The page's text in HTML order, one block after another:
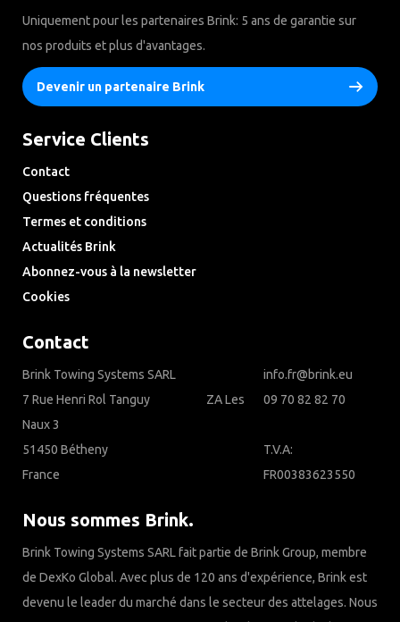
Uniquement pour les partenaires Brink: 5 ans de garantie sur
nos produits et plus d'avantages.
Devenir un partenaire Brink
Service Clients
Contact
Questions fréquentes
Termes et conditions
Actualités Brink
Abonnez-vous à la newsletter
Cookies
Contact
Brink Towing Systems SARL
7 Rue Henri Rol Tanguy‎ ‎ ‎ ‎ ‎ ‎ ‎ ‎ ‎ ‎ ‎ ‎ ‎ ‎ ‎ ‎ ‎ ‎ ‎ ‎ ‎ ZA Les
Naux 3
51450 Bétheny
France
info.fr@brink.eu
09 70 82 82 70
T.V.A:
FR00383623550
Nous sommes Brink.
Brink Towing Systems SARL fait partie de Brink Group, membre
de DexKo Global. Avec plus de 120 ans d'expérience, Brink est
devenu le leader du marché dans le secteur des attelages. Nous